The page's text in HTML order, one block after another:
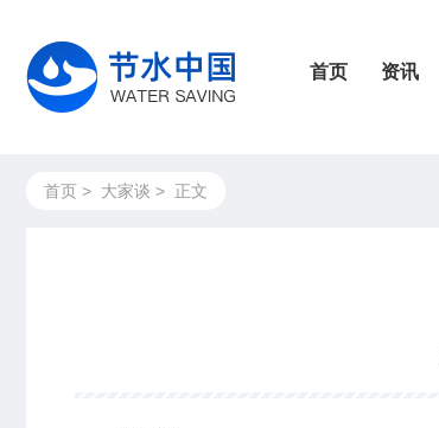
首页 资讯
首页 > 大家谈 > 正文